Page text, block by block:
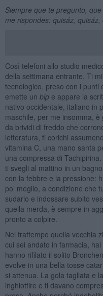
Siempre que te pregunto,
me rispondes: quisáz, quisáz,
Così telefoni allo studio
della settimana entrante. Ti
tecnologico, preso con i punti
emette un bip e appare la
nativo occidentale, italiano in
maschile, per me insomma,
da brividi di freddo che
letteratura, ti corichi
vitamina C, una mano santa
una compressa di Tachipirina.
ti svegli al mattino in un
con la febbre e la pressione:
po’ meglio, a condizione che
sudario e indossare subito
quella merda, è sempre in
pronto a colpire.
Nel frattempo quella vecchia
cui sei andato in farmacia,
hanno rifilato il solito
evolve in una bella tosse
si attenua. La gola tagliata e
inghiottire e ti davano